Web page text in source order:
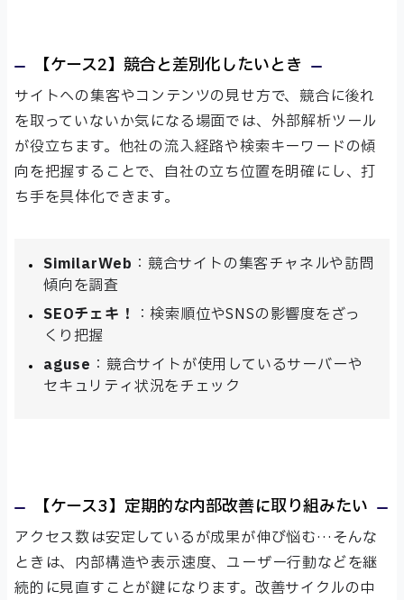
【ケース2】競合と差別化したいとき
サイトへの集客やコンテンツの見せ方で、競合に後れ
を取っていないか気になる場面では、外部解析ツール
が役立ちます。他社の流入経路や検索キーワードの傾
向を把握することで、自社の立ち位置を明確にし、打
ち手を具体化できます。
SimilarWeb ：競合サイトの集客チャネルや訪問
傾向を調査
SEOチェキ！ ：検索順位やSNSの影響度をざっ
くり把握
aguse ：競合サイトが使用しているサーバーや
セキュリティ状況をチェック
【ケース3】定期的な内部改善に取り組みたい
アクセス数は安定しているが成果が伸び悩む…そんな
ときは、内部構造や表示速度、ユーザー行動などを継
続的に見直すことが鍵になります。改善サイクルの中